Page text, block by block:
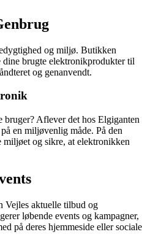
og miljø. Butikken
brugte elektronikprodukter til
og genanvendt.
Aflever det hos Elgiganten
en miljøvenlig måde. På den
og sikre, at elektronikken
Vejles aktuelle tilbud og
løbende events og kampagner,
på deres hjemmeside eller sociale